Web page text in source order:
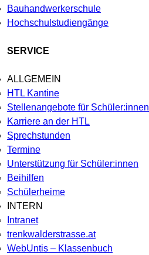
Bauhandwerkerschule
Hochschulstudiengänge
SERVICE
ALLGEMEIN
HTL Kantine
Stellenangebote für Schüler:innen
Karriere an der HTL
Sprechstunden
Termine
Unterstützung für Schüler:innen
Beihilfen
Schülerheime
INTERN
Intranet
trenkwalderstrasse.at
WebUntis – Klassenbuch